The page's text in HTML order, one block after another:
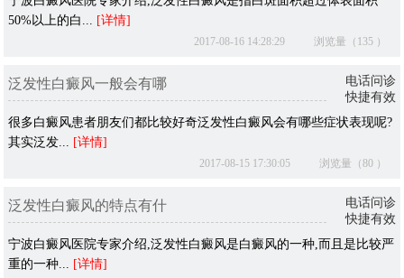
50%以上的白...
[详情]
2017-08-16 14:28:29 浏览量（135 ）
泛发性白癜风一般会有哪
电话问诊
快捷有效
很多白癜风患者朋友们都比较好奇泛发性白癜风会有哪些症状表现呢?
其实泛发...
[详情]
2017-08-15 17:30:05 浏览量（80 ）
泛发性白癜风的特点有什
电话问诊
快捷有效
宁波白癜风医院专家介绍,泛发性白癜风是白癜风的一种,而且是比较严
重的一种... [详情]